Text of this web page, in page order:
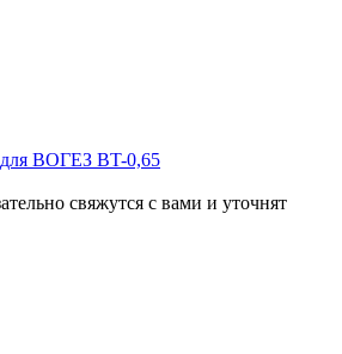
ВОГЕЗ BT-0,65
свяжутся с вами и уточнят